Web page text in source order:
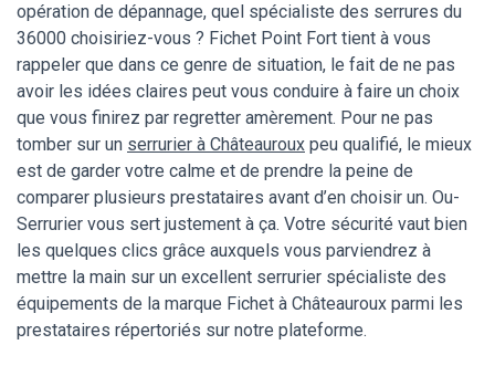
opération de dépannage, quel spécialiste des serrures du
36000 choisiriez-vous ? Fichet Point Fort tient à vous
rappeler que dans ce genre de situation, le fait de ne pas
avoir les idées claires peut vous conduire à faire un choix
que vous finirez par regretter amèrement. Pour ne pas
tomber sur un serrurier à Châteauroux peu qualifié, le mieux
est de garder votre calme et de prendre la peine de
comparer plusieurs prestataires avant d’en choisir un. Ou-
Serrurier vous sert justement à ça. Votre sécurité vaut bien
les quelques clics grâce auxquels vous parviendrez à
mettre la main sur un excellent serrurier spécialiste des
équipements de la marque Fichet à Châteauroux parmi les
prestataires répertoriés sur notre plateforme.